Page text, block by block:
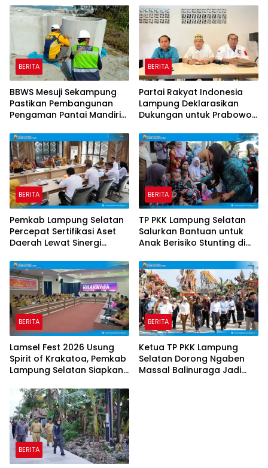
BERITA
BBWS Mesuji Sekampung
Pastikan Pembangunan
Pengaman Pantai Mandiri
Spesifikasi Teknis
BERITA
Partai Rakyat Indonesia
Lampung Deklarasikan
Dukungan untuk Prabowo
BERITA
Pemkab Lampung Selatan
Percepat Sertifikasi Aset
Daerah Lewat Sinergi
Pertanahan
BERITA
TP PKK Lampung Selatan
Salurkan Bantuan untuk
Anak Berisiko Stunting di
BERITA
Lamsel Fest 2026 Usung
Spirit of Krakatoa, Pemkab
Lampung Selatan Siapkan
BERITA
Ketua TP PKK Lampung
Selatan Dorong Ngaben
Massal Balinuraga Jadi
BERITA